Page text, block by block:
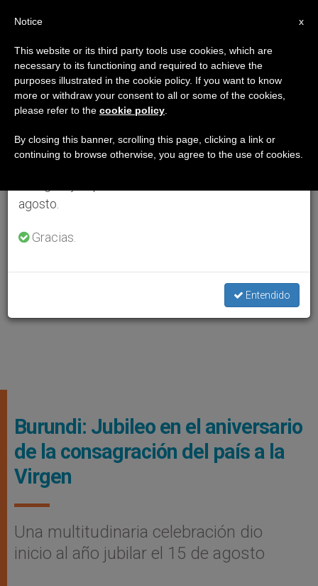
Burundi: Jubileo en el aniversario
de la consagración del país a la
Virgen
Una multitudinaria celebración dio
inicio al año jubilar el 15 de agosto
×
Aviso importante
Del 27 de julio al 7 de agosto haremos la pausa
anual, aprovechando que en el periodo de verano
se generan menos informaciones y también el
agosto.
Gracias.
Entendido
x
Notice
This website or its third party tools use cookies, which are
necessary to its functioning and required to achieve the
purposes illustrated in the cookie policy. If you want to know
more or withdraw your consent to all or some of the cookies,
please refer to the cookie policy
By closing this banner, scrolling this page, clicking a link or
continuing to browse otherwise, you agree to the use of cookies.